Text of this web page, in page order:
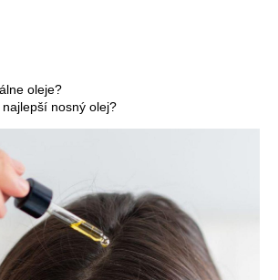
oleje?
nosný olej?